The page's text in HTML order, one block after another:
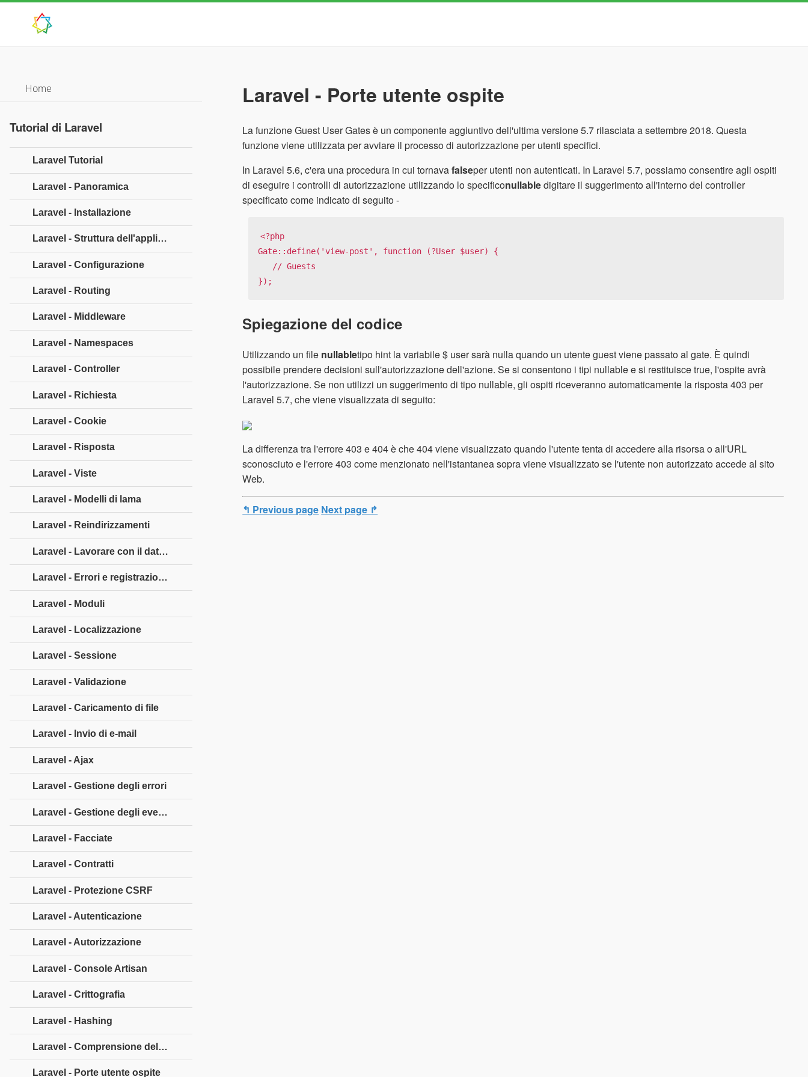
Laravel - Porte utente ospite
La funzione Guest User Gates è un componente aggiuntivo dell'ultima versione 5.7 rilasciata a settembre 2018. Questa
funzione viene utilizzata per avviare il processo di autorizzazione per utenti specifici.
In Laravel 5.6, c'era una procedura in cui tornavafalseper utenti non autenticati. In Laravel 5.7, possiamo consentire agli ospiti
di eseguire i controlli di autorizzazione utilizzando lo specificonullabledigitare il suggerimento all'interno del controller
specificato come indicato di seguito -
<?php
Gate::define('view-post', function (?User $user) {
});
Spiegazione del codice
Utilizzando un file nullabletipo hint la variabile $ user sarà nulla quando un utente guest viene passato al gate. È quindi
possibile prendere decisioni sull'autorizzazione dell'azione. Se si consentono i tipi nullable e si restituisce true, l'ospite avrà
l'autorizzazione. Se non utilizzi un suggerimento di tipo nullable, gli ospiti riceveranno automaticamente la risposta 403 per
Laravel 5.7, che viene visualizzata di seguito:
La differenza tra l'errore 403 e 404 è che 404 viene visualizzato quando l'utente tenta di accedere alla risorsa o all'URL
sconosciuto e l'errore 403 come menzionato nell'istantanea sopra viene visualizzato se l'utente non autorizzato accede al sito
Web.
↰ Previous page Next page ↱
Home
Tutorial di Laravel
Laravel Tutorial
Laravel - Panoramica
Laravel - Installazione
Laravel - Struttura dell'applicazione
Laravel - Configurazione
Laravel - Routing
Laravel - Middleware
Laravel - Namespaces
Laravel - Controller
Laravel - Richiesta
Laravel - Cookie
Laravel - Risposta
Laravel - Viste
Laravel - Modelli di lama
Laravel - Reindirizzamenti
Laravel - Lavorare con il database
Laravel - Errori e registrazione
Laravel - Moduli
Laravel - Localizzazione
Laravel - Sessione
Laravel - Validazione
Laravel - Caricamento di file
Laravel - Invio di e-mail
Laravel - Ajax
Laravel - Gestione degli errori
Laravel - Gestione degli eventi
Laravel - Facciate
Laravel - Contratti
Laravel - Protezione CSRF
Laravel - Autenticazione
Laravel - Autorizzazione
Laravel - Console Artisan
Laravel - Crittografia
Laravel - Hashing
Laravel - Comprensione del processo di rilascio
Laravel - Porte utente ospite